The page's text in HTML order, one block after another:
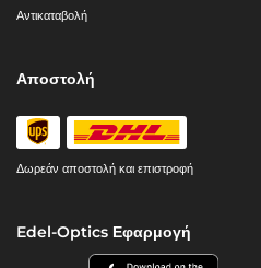
Αντικαταβολή
Αποστολή
Δωρεάν αποστολή και επιστροφή
Edel-Optics Εφαρμογή